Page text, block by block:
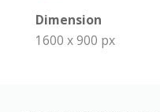
Dimension
1600 x 900 px